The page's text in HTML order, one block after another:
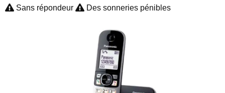
Sans répondeur Des sonneries pénibles